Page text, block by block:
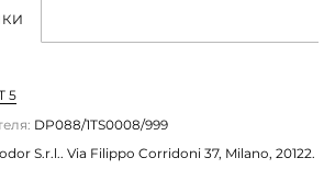
5
DP088/1TS0008/999
S.r.l.. Via Filippo Corridoni 37, Milano, 20122.